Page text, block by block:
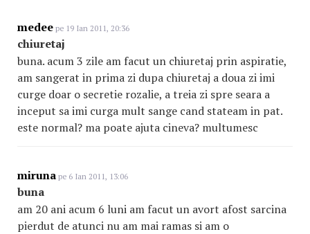
medee pe 19 Ian 2011, 20:36
chiuretaj
buna. acum 3 zile am facut un chiuretaj prin aspiratie,
am sangerat in prima zi dupa chiuretaj a doua zi imi
curge doar o secretie rozalie, a treia zi spre seara a
inceput sa imi curga mult sange cand stateam in pat.
este normal? ma poate ajuta cineva? multumesc
miruna pe 6 Ian 2011, 13:06
buna
am 20 ani acum 6 luni am facut un avort afost sarcina
pierdut de atunci nu am mai ramas si am o